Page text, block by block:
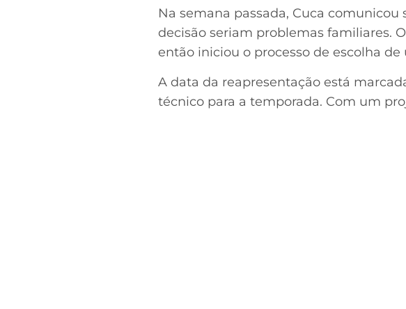
Na semana passada, Cuca
decisão seriam problemas familiares.
então iniciou o processo de escolha
A data da reapresentação está
técnico para a temporada. Com um